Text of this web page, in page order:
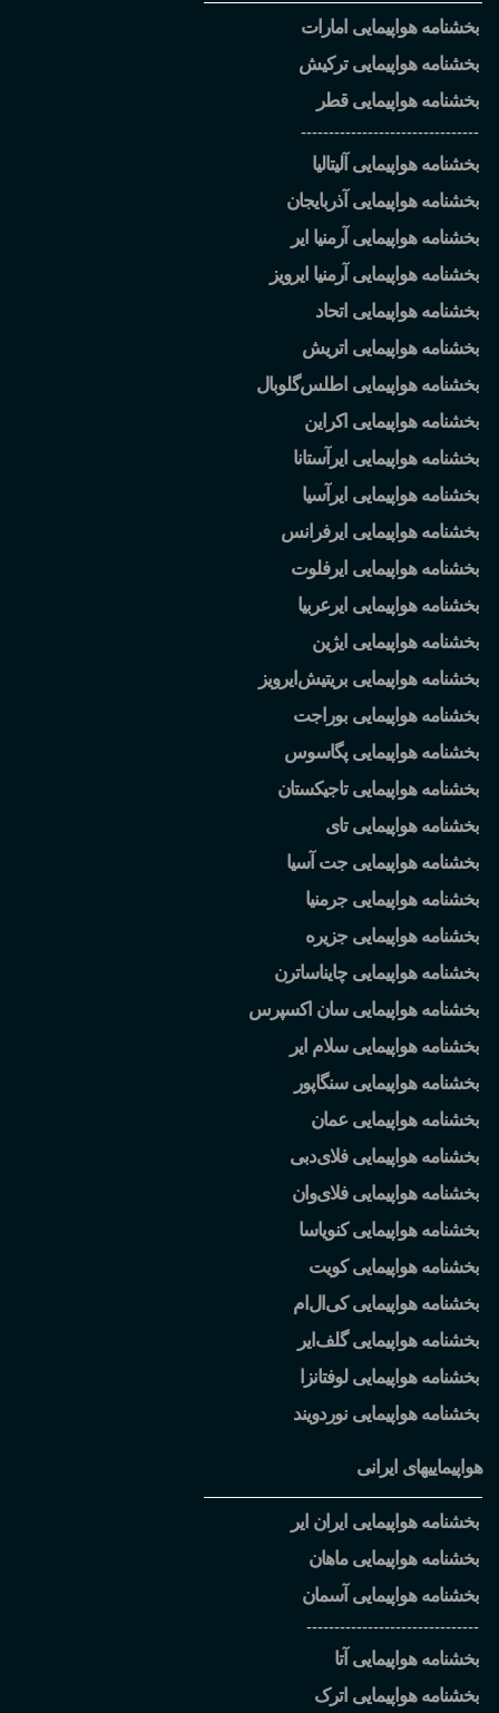
بخشنامه هواپیمایی امارات
بخشنامه هواپیمایی ترکیش
بخشنامه هواپیمایی قطر
--------------------------------
بخشنامه هواپیمایی آلیتالیا
بخشنامه هواپیمایی آذربایجان
بخشنامه هواپیمایی آرمنیا ایر
بخشنامه هواپیمایی آرمنیا ایرویز
بخشنامه هواپیمایی اتحاد
بخشنامه هواپیمایی اتریش
بخشنامه هواپیمایی اطلسگلوبال
بخشنامه هواپیمایی اکراین
بخشنامه هواپیمایی ایرآستانا
بخشنامه هواپیمایی ایرآسیا
بخشنامه هواپیمایی ایرفرانس
بخشنامه هواپیمایی ایرفلوت
بخشنامه هواپیمایی ایرعربیا
بخشنامه هواپیمایی ایژین
بخشنامه هواپیمایی بریتیش ایرویز
بخشنامه هواپیمایی بوراجت
بخشنامه هواپیمایی پگاسوس
بخشنامه هواپیمایی تاجیکستان
بخشنامه هواپیمایی تای
بخشنامه هواپیمایی جت آسیا
بخشنامه هواپیمایی جرمنیا
بخشنامه هواپیمایی جزیره
بخشنامه هواپیمایی چایناساترن
بخشنامه هواپیمایی سان اکسپرس
بخشنامه هواپیمایی سلام ایر
بخشنامه هواپیمایی سنگاپور
بخشنامه هواپیمایی عمان
بخشنامه هواپیمایی فلایدبی
بخشنامه هواپیمایی فلایوان
بخشنامه هواپیمایی کنویاسا
بخشنامه هواپیمایی کویت
بخشنامه هواپیمایی کی ال ام
بخشنامه هواپیمایی گلف ایر
بخشنامه هواپیمایی لوفتانزا
بخشنامه هواپیمایی نوردویند
هواپیماییهای ایرانی
بخشنامه هواپیمایی ایران ایر
بخشنامه هواپیمایی ماهان
بخشنامه هواپیمایی آسمان
-------------------------------
بخشنامه هواپیمایی آتا
بخشنامه هواپیمایی اترک